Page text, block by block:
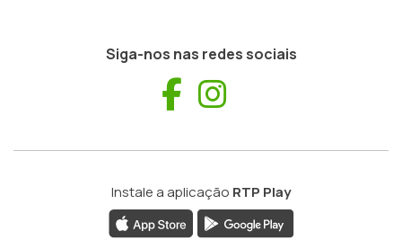
Siga-nos nas redes sociais
Facebook
Instale a aplicação RTP Play